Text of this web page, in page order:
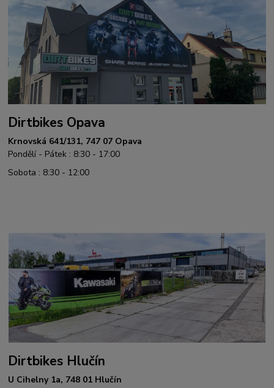
Dirtbikes Opava
Krnovská 641/131, 747 07 Opava
Pondělí - Pátek : 8:30 - 17:00
Sobota : 8:30 - 12:00
Dirtbikes Hlučín
U Cihelny 1a, 748 01 Hlučín